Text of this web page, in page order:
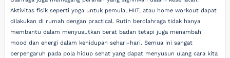
Aktivitas fisik seperti yoga untuk pemula, HIIT, atau home workout dapat
dilakukan di rumah dengan practical. Rutin berolahraga tidak hanya
membantu dalam menyusutkan berat badan tetapi juga menambah
mood dan energi dalam kehidupan sehari-hari. Semua ini sangat
berpengaruh pada pola hidup sehat yang dapat menyusun ulang cara kita